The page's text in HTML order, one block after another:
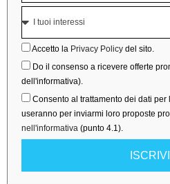
Accetto la Privacy Policy del sito.
Do il consenso a ricevere offerte
dell'informativa).
Consento al trattamento dei dati
useranno per inviarmi loro proposte
nell'informativa (punto 4.1).